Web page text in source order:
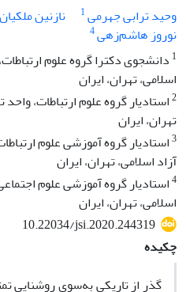
وحید ترابی جهرمی1 نازنین ملکیان
نوروز هاشم‌زهی4
1 دانشجوی دکترا گروه علوم
اسلامی، تهران، ایران
2استادیار گروه علوم ارتباطات،
تهران، ایران
3استادیار گروه آموزشی علوم
آزاد اسلامی، تهران، ایران
4استادیار گروه آموزشی علوم
اسلامی، تهران، ایران
10.22034/jsi.2020.244319
چکیده
گذر از تاریکی به‌سوی روشنایی